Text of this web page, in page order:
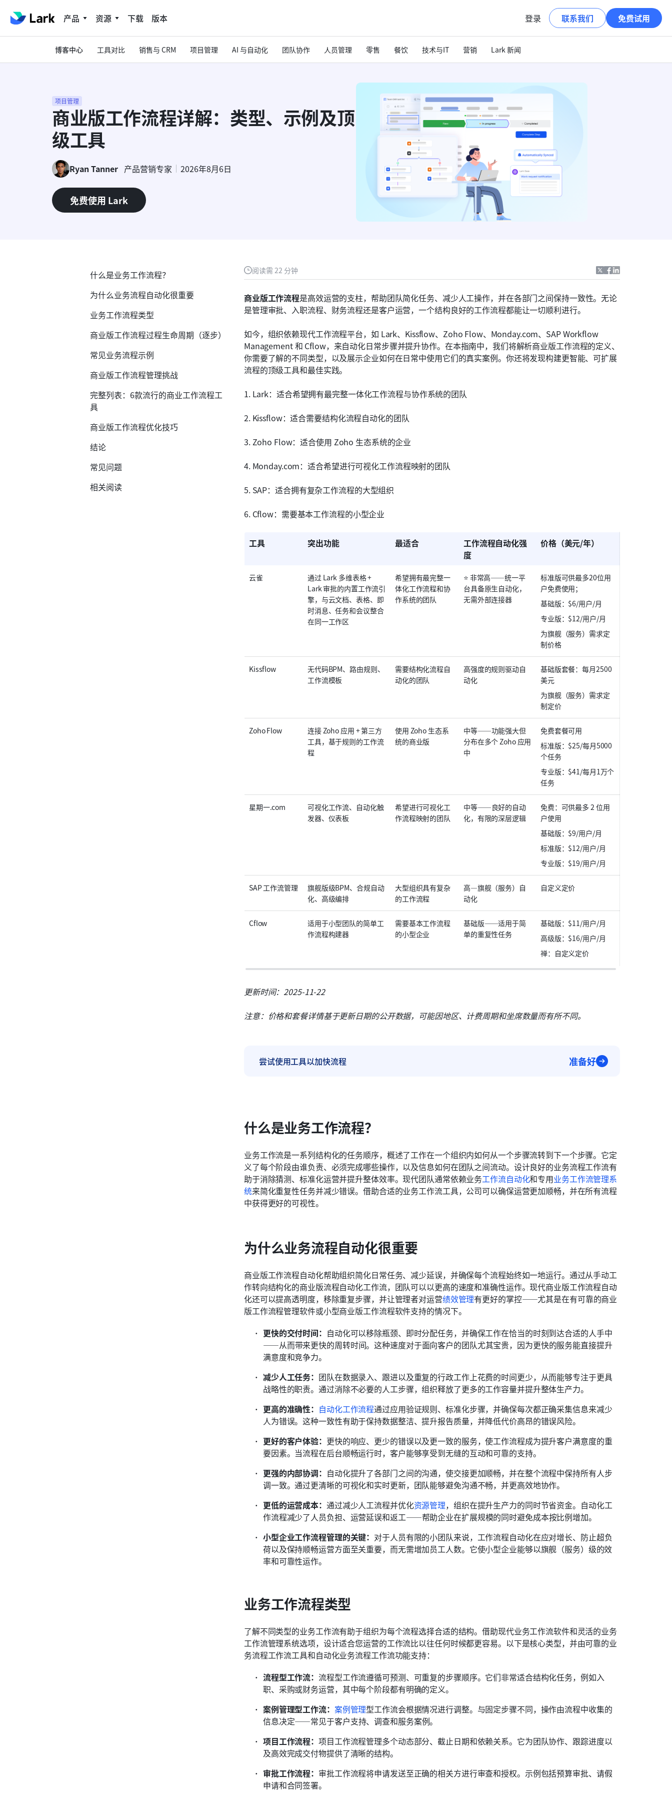
产品 资源 下载 版本 登录 联系我们 免费试用
博客中心 工具对比 销售与 CRM 项目管理 AI 与自动化 团队协作 人员管理 零售 餐饮 技术与IT 营销 Lark 新闻
项目管理
商业版工作流程详解：类型、示例及顶
级工具
Ryan Tanner 产品营销专家 2026年8月6日
免费使用 Lark
阅读需 22 分钟
商业版工作流程是高效运营的支柱，帮助团队简化任务、减少人工操作，并在各部门之间保持一致性。无论
是管理审批、入职流程、财务流程还是客户运营，一个结构良好的工作流程都能让一切顺利进行。
如今，组织依赖现代工作流程平台，如 Lark、Kissflow、Zoho Flow、Monday.com、SAP Workflow
Management 和 Cflow，来自动化日常步骤并提升协作。在本指南中，我们将解析商业版工作流程的定义、
你需要了解的不同类型，以及展示企业如何在日常中使用它们的真实案例。你还将发现构建更智能、可扩展
流程的顶级工具和最佳实践。
1. Lark：适合希望拥有最完整一体化工作流程与协作系统的团队
2. Kissflow：适合需要结构化流程自动化的团队
3. Zoho Flow：适合使用 Zoho 生态系统的企业
4. Monday.com：适合希望进行可视化工作流程映射的团队
5. SAP：适合拥有复杂工作流程的大型组织
6. Cflow：需要基本工作流程的小型企业
工具 突出功能 最适合
工作流程自动化强
度
价格（美元/年）
云雀
通过 Lark 多维表格 +
Lark 审批的内置工作流引
擎，与云文档、表格、即
时消息、任务和会议整合
在同一工作区
希望拥有最完整一
体化工作流程和协
作系统的团队
⭐ 非常高——统一平
台具备原生自动化，
无需外部连接器
标准版可供最多20位用
户免费使用；
基础版：$6/用户/月
专业版：$12/用户/月
为旗舰（服务）需求定
制价格
Kissflow
无代码BPM、路由规则、
工作流模板
需要结构化流程自
动化的团队
高强度的规则驱动自
动化
基础版套餐：每月2500
美元
为旗舰（服务）需求定
制定价
Zoho Flow
连接 Zoho 应用 + 第三方
工具，基于规则的工作流
程
使用 Zoho 生态系
统的商业版
中等——功能强大但
分布在多个 Zoho 应用
中
免费套餐可用
标准版：$25/每月5000
个任务
专业版：$41/每月1万个
任务
星期一.com
可视化工作流、自动化触
发器、仪表板
希望进行可视化工
作流程映射的团队
中等——良好的自动
化，有限的深层逻辑
免费：可供最多 2 位用
户使用
基础版：$9/用户/月
标准版：$12/用户/月
专业版：$19/用户/月
SAP 工作流管理
旗舰版级BPM、合规自动
化、高级编排
大型组织具有复杂
的工作流程
高—旗舰（服务）自
动化
自定义定价
Cflow
适用于小型团队的简单工
作流程构建器
需要基本工作流程
的小型企业
基础版——适用于简
单的重复性任务
基础版：$11/用户/月
高级版：$16/用户/月
禅：自定义定价
更新时间：2025-11-22
注意：价格和套餐详情基于更新日期的公开数据，可能因地区、计费周期和坐席数量而有所不同。
尝试使用工具以加快流程 准备好
什么是业务工作流程？
业务工作流是一系列结构化的任务顺序，概述了工作在一个组织内如何从一个步骤流转到下一个步骤。它定
义了每个阶段由谁负责、必须完成哪些操作，以及信息如何在团队之间流动。设计良好的业务流程工作流有
助于消除猜测、标准化运营并提升整体效率。现代团队通常依赖业务工作流自动化和专用业务工作流管理系
统来简化重复性任务并减少错误。借助合适的业务工作流工具，公司可以确保运营更加顺畅，并在所有流程
中获得更好的可视性。
为什么业务流程自动化很重要
商业版工作流程自动化帮助组织简化日常任务、减少延误，并确保每个流程始终如一地运行。通过从手动工
作转向结构化的商业版流程自动化工作流，团队可以以更高的速度和准确性运作。现代商业版工作流程自动
化还可以提高透明度，移除重复步骤，并让管理者对运营绩效管理有更好的掌控——尤其是在有可靠的商业
版工作流程管理软件或小型商业版工作流程软件支持的情况下。
更快的交付时间： 自动化可以移除瓶颈、即时分配任务，并确保工作在恰当的时刻到达合适的人手中
——从而带来更快的周转时间。这种速度对于面向客户的团队尤其宝贵，因为更快的服务能直接提升
满意度和竞争力。
减少人工任务： 团队在数据录入、跟进以及重复的行政工作上花费的时间更少，从而能够专注于更具
战略性的职责。通过消除不必要的人工步骤，组织释放了更多的工作容量并提升整体生产力。
更高的准确性： 自动化工作流程通过应用验证规则、标准化步骤，并确保每次都正确采集信息来减少
人为错误。这种一致性有助于保持数据整洁、提升报告质量，并降低代价高昂的错误风险。
更好的客户体验： 更快的响应、更少的错误以及更一致的服务，使工作流程成为提升客户满意度的重
要因素。当流程在后台顺畅运行时，客户能够享受到无缝的互动和可靠的支持。
更强的内部协调： 自动化提升了各部门之间的沟通，使交接更加顺畅，并在整个流程中保持所有人步
调一致。通过更清晰的可视化和实时更新，团队能够避免沟通不畅，并更高效地协作。
更低的运营成本： 通过减少人工流程并优化资源管理，组织在提升生产力的同时节省资金。自动化工
作流程减少了人员负担、运营延误和返工——帮助企业在扩展规模的同时避免成本按比例增加。
小型企业工作流程管理的关键： 对于人员有限的小团队来说，工作流程自动化在应对增长、防止超负
荷以及保持顺畅运营方面至关重要，而无需增加员工人数。它使小型企业能够以旗舰（服务）级的效
率和可靠性运作。
业务工作流程类型
了解不同类型的业务工作流有助于组织为每个流程选择合适的结构。借助现代业务工作流软件和灵活的业务
工作流管理系统选项，设计适合您运营的工作流比以往任何时候都更容易。以下是核心类型，并由可靠的业
务流程工作流工具和自动化业务流程工作流功能支持：
流程型工作流： 流程型工作流遵循可预测、可重复的步骤顺序。它们非常适合结构化任务，例如入
职、采购或财务运营，其中每个阶段都有明确的定义。
案例管理型工作流： 案例管理型工作流会根据情况进行调整。与固定步骤不同，操作由流程中收集的
信息决定——常见于客户支持、调查和服务案例。
项目工作流程：项目工作流程管理多个动态部分、截止日期和依赖关系。它为团队协作、跟踪进度以
及高效完成交付物提供了清晰的结构。
审批工作流程： 审批工作流程将申请发送至正确的相关方进行审查和授权。示例包括预算审批、请假
申请和合同签署。
什么是业务工作流程？
为什么业务流程自动化很重要
业务工作流程类型
商业版工作流程过程生命周期（逐步）
常见业务流程示例
商业版工作流程管理挑战
完整列表：6款流行的商业工作流程工
具
商业版工作流程优化技巧
结论
常见问题
相关阅读